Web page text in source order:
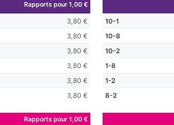
Rapports pour 1,00 €
3,80 €
3,80 €
3,80 €
3,80 €
3,80 €
3,80 €
10-1
10-8
10-2
1-8
1-2
8-2
Rapports pour 1,00 €